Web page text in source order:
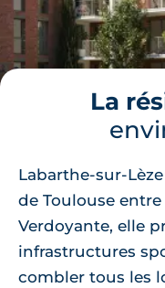
La
Labarthe-sur-
de Toulouse
Verdoyante, elle
infrastructures
combler tous les